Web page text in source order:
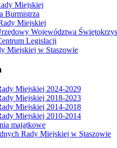
Miejskiej
Burmistrza
Miejskiej
Województwa
Legislacji
Miejskiej w Staszowie
Miejskiej 2024-2029
Miejskiej 2018-2023
Miejskiej 2014-2018
Miejskiej 2010-2014
majątkowe
Rady Miejskiej w Staszowie